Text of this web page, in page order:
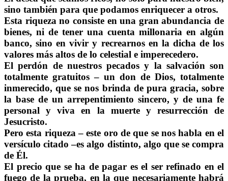
sino también para que podamos enriquecer a otros.
Esta riqueza no consiste en una gran abundancia de
bienes, ni de tener una cuenta millonaria en algún
banco, sino en vivir y recrearnos en la dicha de los
valores más altos de lo celestial e imperecedero.
El perdón de nuestros pecados y la salvación son
totalmente gratuitos – un don de Dios, totalmente
inmerecido, que se nos brinda de pura gracia, sobre
la base de un arrepentimiento sincero, y de una fe
personal y viva en la muerte y resurrección de
Jesucristo.
Pero esta riqueza – este oro de que se nos habla en el
versículo citado –es algo distinto, algo que se compra
de Él.
El precio que se ha de pagar es el ser refinado en el
fuego de la prueba, en la que necesariamente habrá